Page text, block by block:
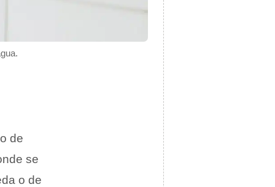
de
se
o de